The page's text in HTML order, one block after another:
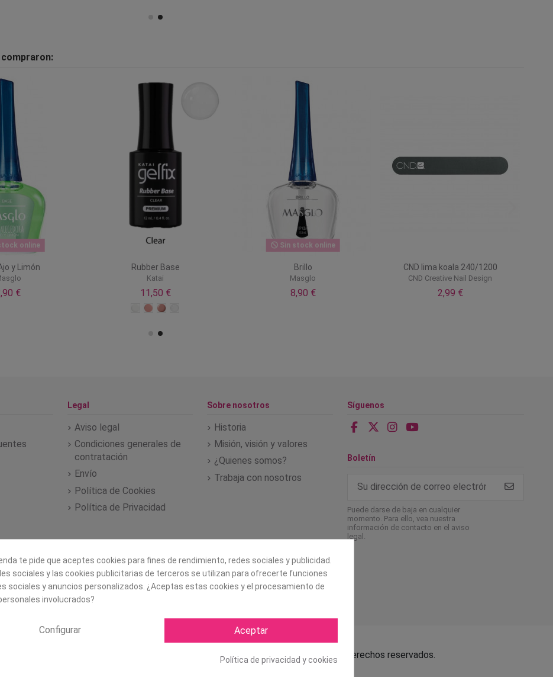
online
y Limón
€
Rubber Base
Katai
11,50 €
Sin stock online
Brillo
Masglo
8,90 €
CND lima koala 240/1200
CND Creative Nail Design
2,99 €
Legal
Aviso legal
Condiciones generales de
contratación
Envío
Política de Cookies
Política de Privacidad
Sobre nosotros
Historia
Misión, visión y valores
¿Quienes somos?
Trabaja con nosotros
Síguenos
Boletín
Puede darse de baja en cualquier
momento. Para ello, vea nuestra
información de contacto en el aviso
legal.
2026 Mapexbell S.L. Todos los derechos reservados.
te pide que aceptes cookies para fines de rendimiento, redes sociales y publicidad.
sociales y las cookies publicitarias de terceros se utilizan para ofrecerte funciones
sociales y anuncios personalizados. ¿Aceptas estas cookies y el procesamiento de
involucrados?
Configurar Aceptar
Política de privacidad y cookies